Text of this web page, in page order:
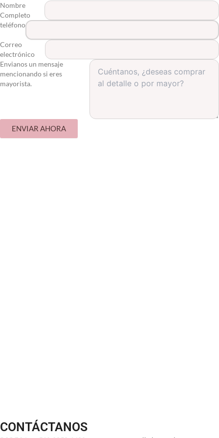
Nombre
Completo
teléfono
Correo
electrónico
Envianos un mensaje
mencionando si eres
mayorista.
ENVIAR AHORA
CONTÁCTANOS